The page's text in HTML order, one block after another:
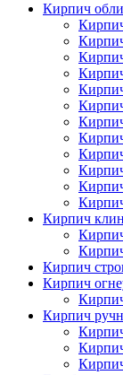
Кирпич
Кирпич
Кирпич
Кирпич
Кирпич